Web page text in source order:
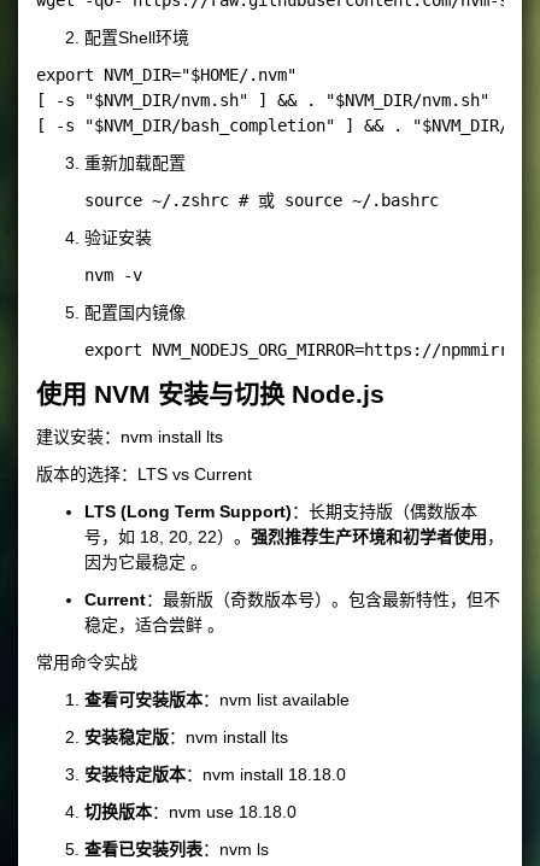
配置Shell环境
export NVM_DIR="$HOME/.nvm"
[ -s "$NVM_DIR/nvm.sh" ] && . "$NVM_DIR/nvm.sh"
重新加载配置
验证安装
配置国内镜像
使用 NVM 安装与切换 Node.js
建议安装： nvm install lts
版本的选择：LTS vs Current
LTS (Long Term Support)：长期支持版（偶数版本
号，如 18, 20, 22）。 强烈推荐生产环境和初学者使用 ，
因为它最稳定 。
Current：最新版（奇数版本号）。包含最新特性，但不
稳定，适合尝鲜 。
常用命令实战
查看可安装版本： nvm list available
安装稳定版： nvm install lts
安装特定版本： nvm install 18.18.0
切换版本： nvm use 18.18.0
查看已安装列表： nvm ls